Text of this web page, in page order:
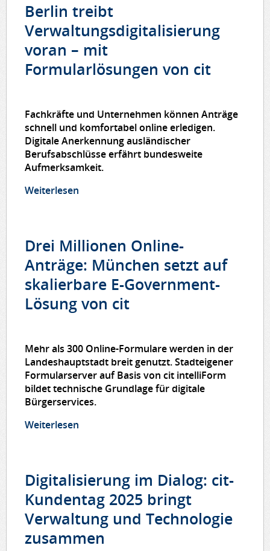
Berlin treibt
Verwaltungsdigitalisierung
voran – mit
Formularlösungen von cit
Fachkräfte und Unternehmen können Anträge
schnell und komfortabel online erledigen.
Digitale Anerkennung ausländischer
Berufsabschlüsse erfährt bundesweite
Aufmerksamkeit.
Weiterlesen
Drei Millionen Online-
Anträge: München setzt auf
skalierbare E-Government-
Lösung von cit
Mehr als 300 Online-Formulare werden in der
Landeshauptstadt breit genutzt. Stadteigener
Formularserver auf Basis von cit intelliForm
bildet technische Grundlage für digitale
Bürgerservices.
Weiterlesen
Digitalisierung im Dialog: cit-
Kundentag 2025 bringt
Verwaltung und Technologie
zusammen